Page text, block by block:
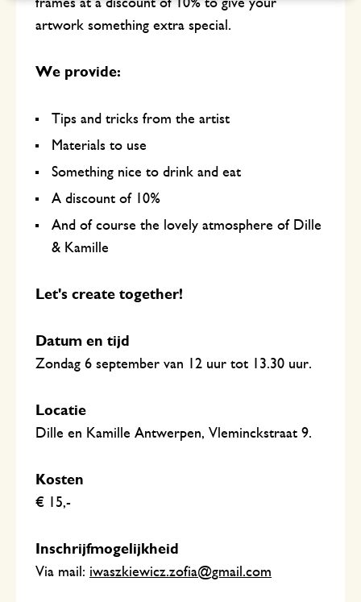
artwork something extra special.
We provide:
Tips and tricks from the artist
Materials to use
Something nice to drink and eat
A discount of 10%
And of course the lovely atmosphere of Dille
& Kamille
Let's create together!
Datum en tijd
Zondag 6 september van 12 uur tot 13.30 uur.
Locatie
Dille en Kamille Antwerpen, Vleminckstraat 9.
Kosten
€ 15,-
Inschrijfmogelijkheid
Via mail: iwaszkiewicz.zofia@gmail.com